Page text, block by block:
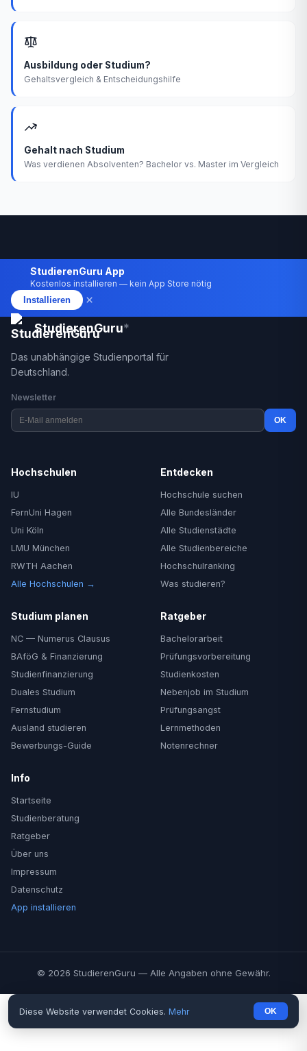
Ausbildung oder Studium?
Gehaltsvergleich & Entscheidungshilfe
Gehalt nach Studium
Was verdienen Absolventen? Bachelor vs. Master im Vergleich
StudierenGuru App
Kostenlos installieren — kein App Store nötig
Installieren
×
StudierenGuru*
Das unabhängige Studienportal für
Deutschland.
Newsletter
OK
Hochschulen
IU
FernUni Hagen
Uni Köln
LMU München
RWTH Aachen
Alle Hochschulen →
Entdecken
Hochschule suchen
Alle Bundesländer
Alle Studienstädte
Alle Studienbereiche
Hochschulranking
Was studieren?
Studium planen
NC — Numerus Clausus
BAföG & Finanzierung
Studienfinanzierung
Duales Studium
Fernstudium
Ausland studieren
Bewerbungs-Guide
Ratgeber
Bachelorarbeit
Prüfungsvorbereitung
Studienkosten
Nebenjob im Studium
Prüfungsangst
Lernmethoden
Notenrechner
Info
Startseite
Studienberatung
Ratgeber
Über uns
Impressum
Datenschutz
App installieren
© 2026 StudierenGuru — Alle Angaben ohne Gewähr.
Diese Website verwendet Cookies. Mehr OK